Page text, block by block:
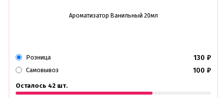
Ароматизатор Ванильный 20мл
Розница 130 ₽
Самовывоз 100 ₽
Осталось 42 шт.